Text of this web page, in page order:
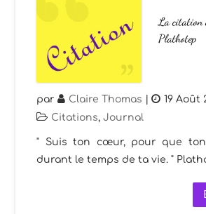
La citation
Plathotep
par Claire Thomas | 19 Août
Citations,Journal
" Suis ton cœur, pour que
durant le temps de ta vie. "